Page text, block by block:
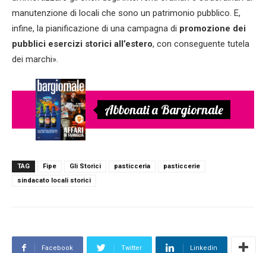
manutenzione di locali che sono un patrimonio pubblico. E,
infine, la pianificazione di una campagna di promozione dei
pubblici esercizi storici all’estero, con conseguente tutela
dei marchi».
Abbonati a Bargiornale
TAG Fipe Gli Storici pasticceria
pasticcerie
sindacato locali storici
Facebook Twitter Linkedin